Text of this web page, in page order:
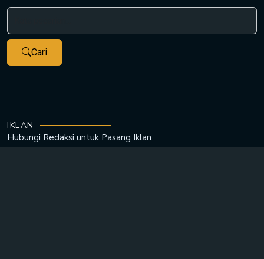
Cari
IKLAN
Hubungi Redaksi untuk Pasang Iklan